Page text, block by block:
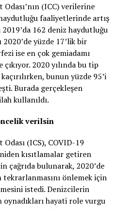
(ICC) verilerine
faaliyetlerinde artış
162 deniz haydutluğu
2020’de yüzde 17’lik bir
ise en çok gemiadamı
2020 yılında bu tip
bunun yüzde 95’i
Burada gerçekleşen
kullanıldı.
verilsin
(ICS), COVID-19
kısıtlamalar getiren
çağrıda bulunarak, 2020’de
tekrarlanmasını önlemek için
istedi. Denizcilerin
hayati role vurgu